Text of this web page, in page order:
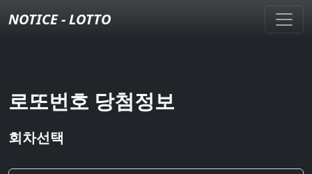
NOTICE - LOTTO
로또번호 당첨정보
회차선택